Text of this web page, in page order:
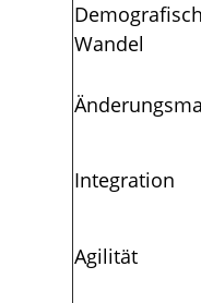
Wandel
Integration
Agilität